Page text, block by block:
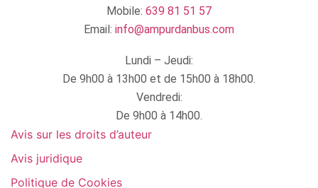
Mobile: 639 81 51 57
Email: info@ampurdanbus.com
Lundi – Jeudi:
De 9h00 à 13h00 et de 15h00 à 18h00.
Vendredi:
De 9h00 à 14h00.
Avis sur les droits d’auteur
Avis juridique
Politique de Cookies